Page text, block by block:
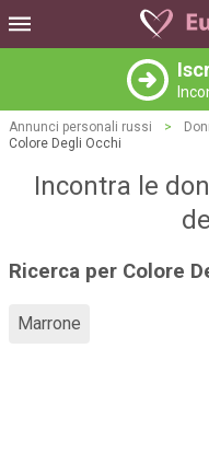
Annunci personali russi >
Colore Degli Occhi
Incontra le
Ricerca per Colore
Marrone